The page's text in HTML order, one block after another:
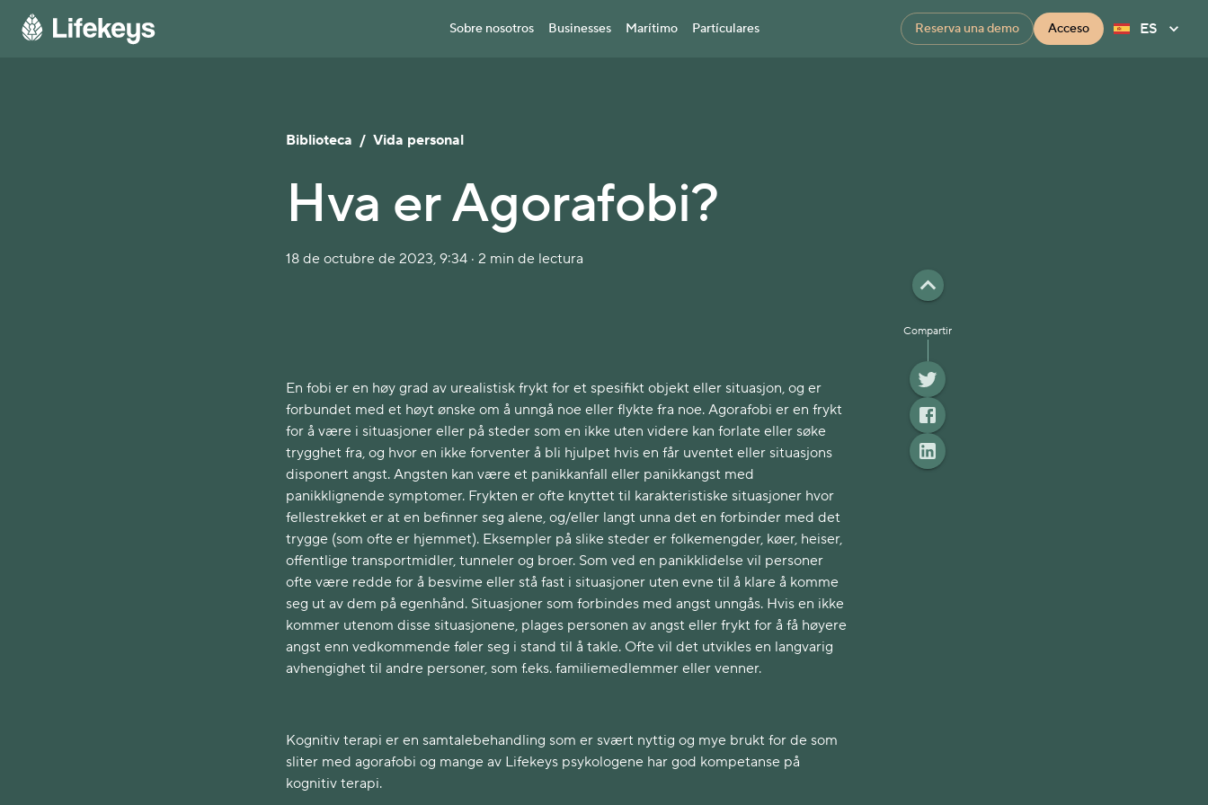
Sobre nosotros Businesses Marítimo Partículares Reserva una demo Acceso ES
Biblioteca / Vida personal
Hva er Agorafobi?
18 de octubre de 2023, 9:34 · 2 min de lectura
En fobi er en høy grad av urealistisk frykt for et spesifikt objekt eller situasjon, og er
forbundet med et høyt ønske om å unngå noe eller flykte fra noe. Agorafobi er en frykt
for å være i situasjoner eller på steder som en ikke uten videre kan forlate eller søke
trygghet fra, og hvor en ikke forventer å bli hjulpet hvis en får uventet eller situasjons
disponert angst. Angsten kan være et panikkanfall eller panikkangst med
panikklignende symptomer. Frykten er ofte knyttet til karakteristiske situasjoner hvor
fellestrekket er at en befinner seg alene, og/eller langt unna det en forbinder med det
trygge (som ofte er hjemmet). Eksempler på slike steder er folkemengder, køer, heiser,
offentlige transportmidler, tunneler og broer. Som ved en panikklidelse vil personer
ofte være redde for å besvime eller stå fast i situasjoner uten evne til å klare å komme
seg ut av dem på egenhånd. Situasjoner som forbindes med angst unngås. Hvis en ikke
kommer utenom disse situasjonene, plages personen av angst eller frykt for å få høyere
angst enn vedkommende føler seg i stand til å takle. Ofte vil det utvikles en langvarig
avhengighet til andre personer, som f.eks. familiemedlemmer eller venner.
Kognitiv terapi er en samtalebehandling som er svært nyttig og mye brukt for de som
sliter med agorafobi og mange av Lifekeys psykologene har god kompetanse på
kognitiv terapi.
Compartir